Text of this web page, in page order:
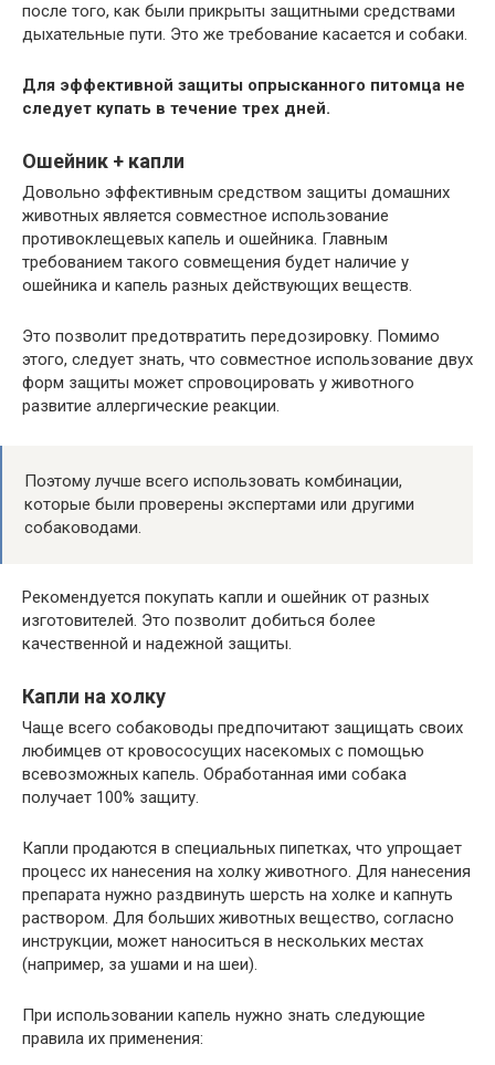
после того, как были прикрыты защитными средствами
дыхательные пути. Это же требование касается и собаки.
Для эффективной защиты опрысканного питомца не
следует купать в течение трех дней.
Ошейник + капли
Довольно эффективным средством защиты домашних
животных является совместное использование
противоклещевых капель и ошейника. Главным
требованием такого совмещения будет наличие у
ошейника и капель разных действующих веществ.
Это позволит предотвратить передозировку. Помимо
этого, следует знать, что совместное использование двух
форм защиты может спровоцировать у животного
развитие аллергические реакции.
Поэтому лучше всего использовать комбинации,
которые были проверены экспертами или другими
собаководами.
Рекомендуется покупать капли и ошейник от разных
изготовителей. Это позволит добиться более
качественной и надежной защиты.
Капли на холку
Чаще всего собаководы предпочитают защищать своих
любимцев от кровососущих насекомых с помощью
всевозможных капель. Обработанная ими собака
получает 100% защиту.
Капли продаются в специальных пипетках, что упрощает
процесс их нанесения на холку животного. Для нанесения
препарата нужно раздвинуть шерсть на холке и капнуть
раствором. Для больших животных вещество, согласно
инструкции, может наноситься в нескольких местах
(например, за ушами и на шеи).
При использовании капель нужно знать следующие
правила их применения: